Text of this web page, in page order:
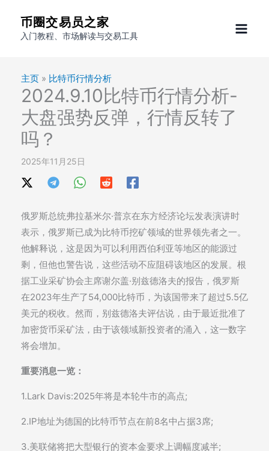
币圈交易员之家
入门教程、市场解读与交易工具
主页 » 比特币行情分析
2024.9.10比特币行情分析-
大盘强势反弹，行情反转了
吗？
2025年11月25日
俄罗斯总统弗拉基米尔·普京在东方经济论坛发表演讲时
表示，俄罗斯已成为比特币挖矿领域的世界领先者之一。
他解释说，这是因为可以利用西伯利亚等地区的能源过
剩，但他也警告说，这些活动不应阻碍该地区的发展。根
据工业采矿协会主席谢尔盖·别兹德洛夫的报告，俄罗斯
在2023年生产了54,000比特币，为该国带来了超过5.5亿
美元的税收。然而，别兹德洛夫评估说，由于最近批准了
加密货币采矿法，由于该领域新投资者的涌入，这一数字
将会增加。
重要消息一览：
1.Lark Davis:2025年将是本轮牛市的高点;
2.IP地址为德国的比特币节点在前8名中占据3席;
3.美联储将把大型银行的资本金要求上调幅度减半;